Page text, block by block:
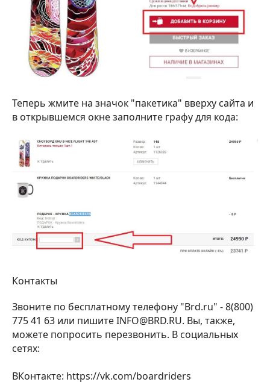
Теперь жмите на значок "пакетика" вверху сайта и
в открывшемся окне заполните графу для кода:
Контакты
Звоните по бесплатному телефону "Brd.ru" - 8(800)
775 41 63 или пишите INFO@BRD.RU. Вы, также,
можете попросить перезвонить. В социальных
сетях:
ВКонтакте: https://vk.com/boardriders